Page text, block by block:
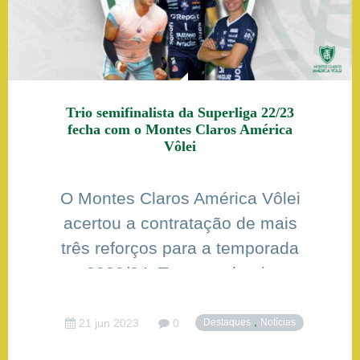
Trio semifinalista da Superliga 22/23
fecha com o Montes Claros América
Vôlei
O Montes Claros América Vôlei
acertou a contratação de mais
três reforços para a temporada
2023/24. Trata-se do trio
com o Suzano Vôlei-SP: o
21 jun 2023 0 Destaques, Notícias